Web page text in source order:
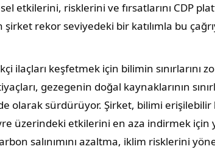
etkilerini, risklerini ve fırsatlarını CDP
şirket rekor seviyedeki bir katılımla bu
ilaçları keşfetmek için bilimin sınırlarını
gezegenin doğal kaynaklarının
olarak sürdürüyor. Şirket, bilimi
üzerindeki etkilerini en aza indirmek için
salınımını azaltma, iklim risklerini